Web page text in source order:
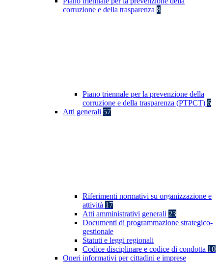
corruzione e della trasparenza 8
Piano triennale per la prevenzione della
corruzione e della trasparenza (PTPCT) 6
Atti generali 57
Riferimenti normativi su organizzazione e
attività 17
Atti amministrativi generali 23
Documenti di programmazione strategico-
gestionale
Statuti e leggi regionali
Codice disciplinare e codice di condotta 10
Oneri informativi per cittadini e imprese